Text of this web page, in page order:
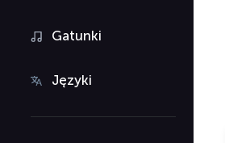
Gatunki
Języki